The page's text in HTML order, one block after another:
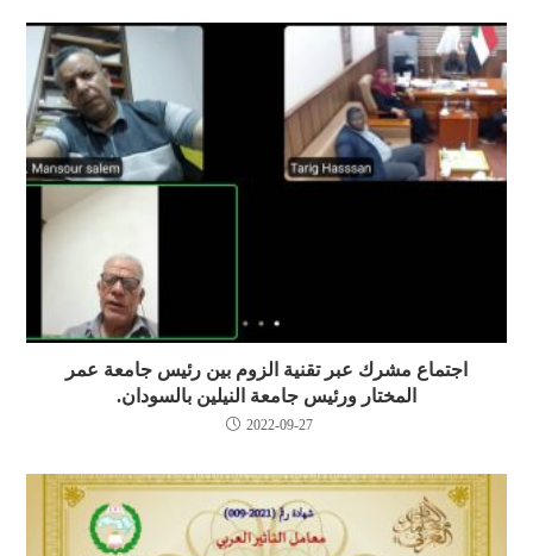
اجتماع مشرك عبر تقنية الزوم بين رئيس جامعة عمر
المختار ورئيس جامعة النيلين بالسودان.
2022-09-27